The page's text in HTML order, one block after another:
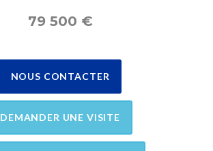
79 500 €
NOUS CONTACTER
DEMANDER UNE VISITE